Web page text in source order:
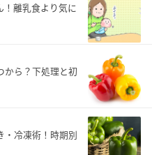
！離乳食より気に
から？下処理と初
・冷凍術！時期別